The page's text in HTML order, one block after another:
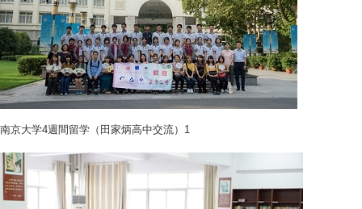
南京大学4週間留学（田家炳高中交流）1